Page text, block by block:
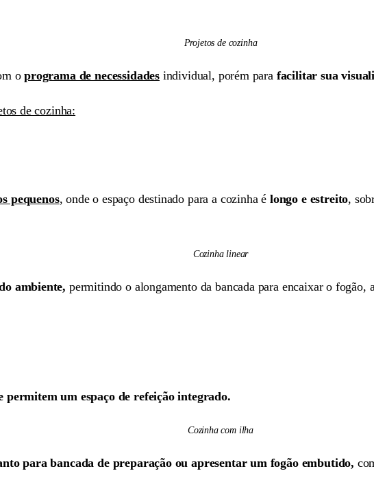
Projetos de cozinha
oprograma de necessidadesindividual, porém para facilitar sua
de cozinha:
pequenos, onde o espaço destinado para a cozinha é longo e estreito,
Cozinha linear
ambiente, permitindo o alongamento da bancada para encaixar o fogão,
permitem um espaço de refeição integrado.
Cozinha com ilha
para bancada de preparação ou apresentar um fogão embutido,